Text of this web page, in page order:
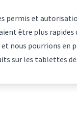
et
être plus
nous pourrions en
sur les tablettes